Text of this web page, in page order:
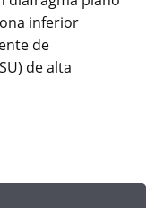
inferior
de
de alta